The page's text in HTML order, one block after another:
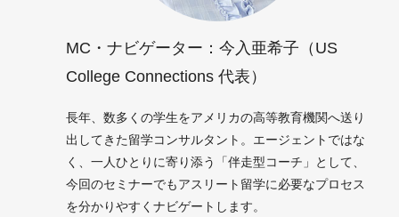
MC・ナビゲーター：今入亜希子（US
College Connections 代表）
長年、数多くの学生をアメリカの高等教育機関へ送り
出してきた留学コンサルタント。エージェントではな
く、一人ひとりに寄り添う「伴走型コーチ」として、
今回のセミナーでもアスリート留学に必要なプロセス
を分かりやすくナビゲートします。